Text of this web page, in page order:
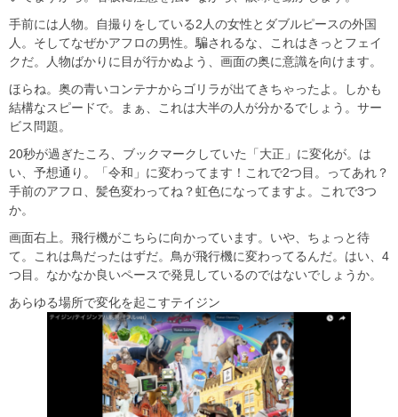
手前には人物。自撮りをしている2人の女性とダブルピースの外国
人。そしてなぜかアフロの男性。騙されるな、これはきっとフェイ
クだ。人物ばかりに目が行かぬよう、画面の奥に意識を向けます。
ほらね。奥の青いコンテナからゴリラが出てきちゃったよ。しかも
結構なスピードで。まぁ、これは大半の人が分かるでしょう。サー
ビス問題。
20秒が過ぎたころ、ブックマークしていた「大正」に変化が。は
い、予想通り。「令和」に変わってます！これで2つ目。ってあれ？
手前のアフロ、髪色変わってね？虹色になってますよ。これで3つ
か。
画面右上。飛行機がこちらに向かっています。いや、ちょっと待
て。これは鳥だったはずだ。鳥が飛行機に変わってるんだ。はい、4
つ目。なかなか良いペースで発見しているのではないでしょうか。
あらゆる場所で変化を起こすテイジン